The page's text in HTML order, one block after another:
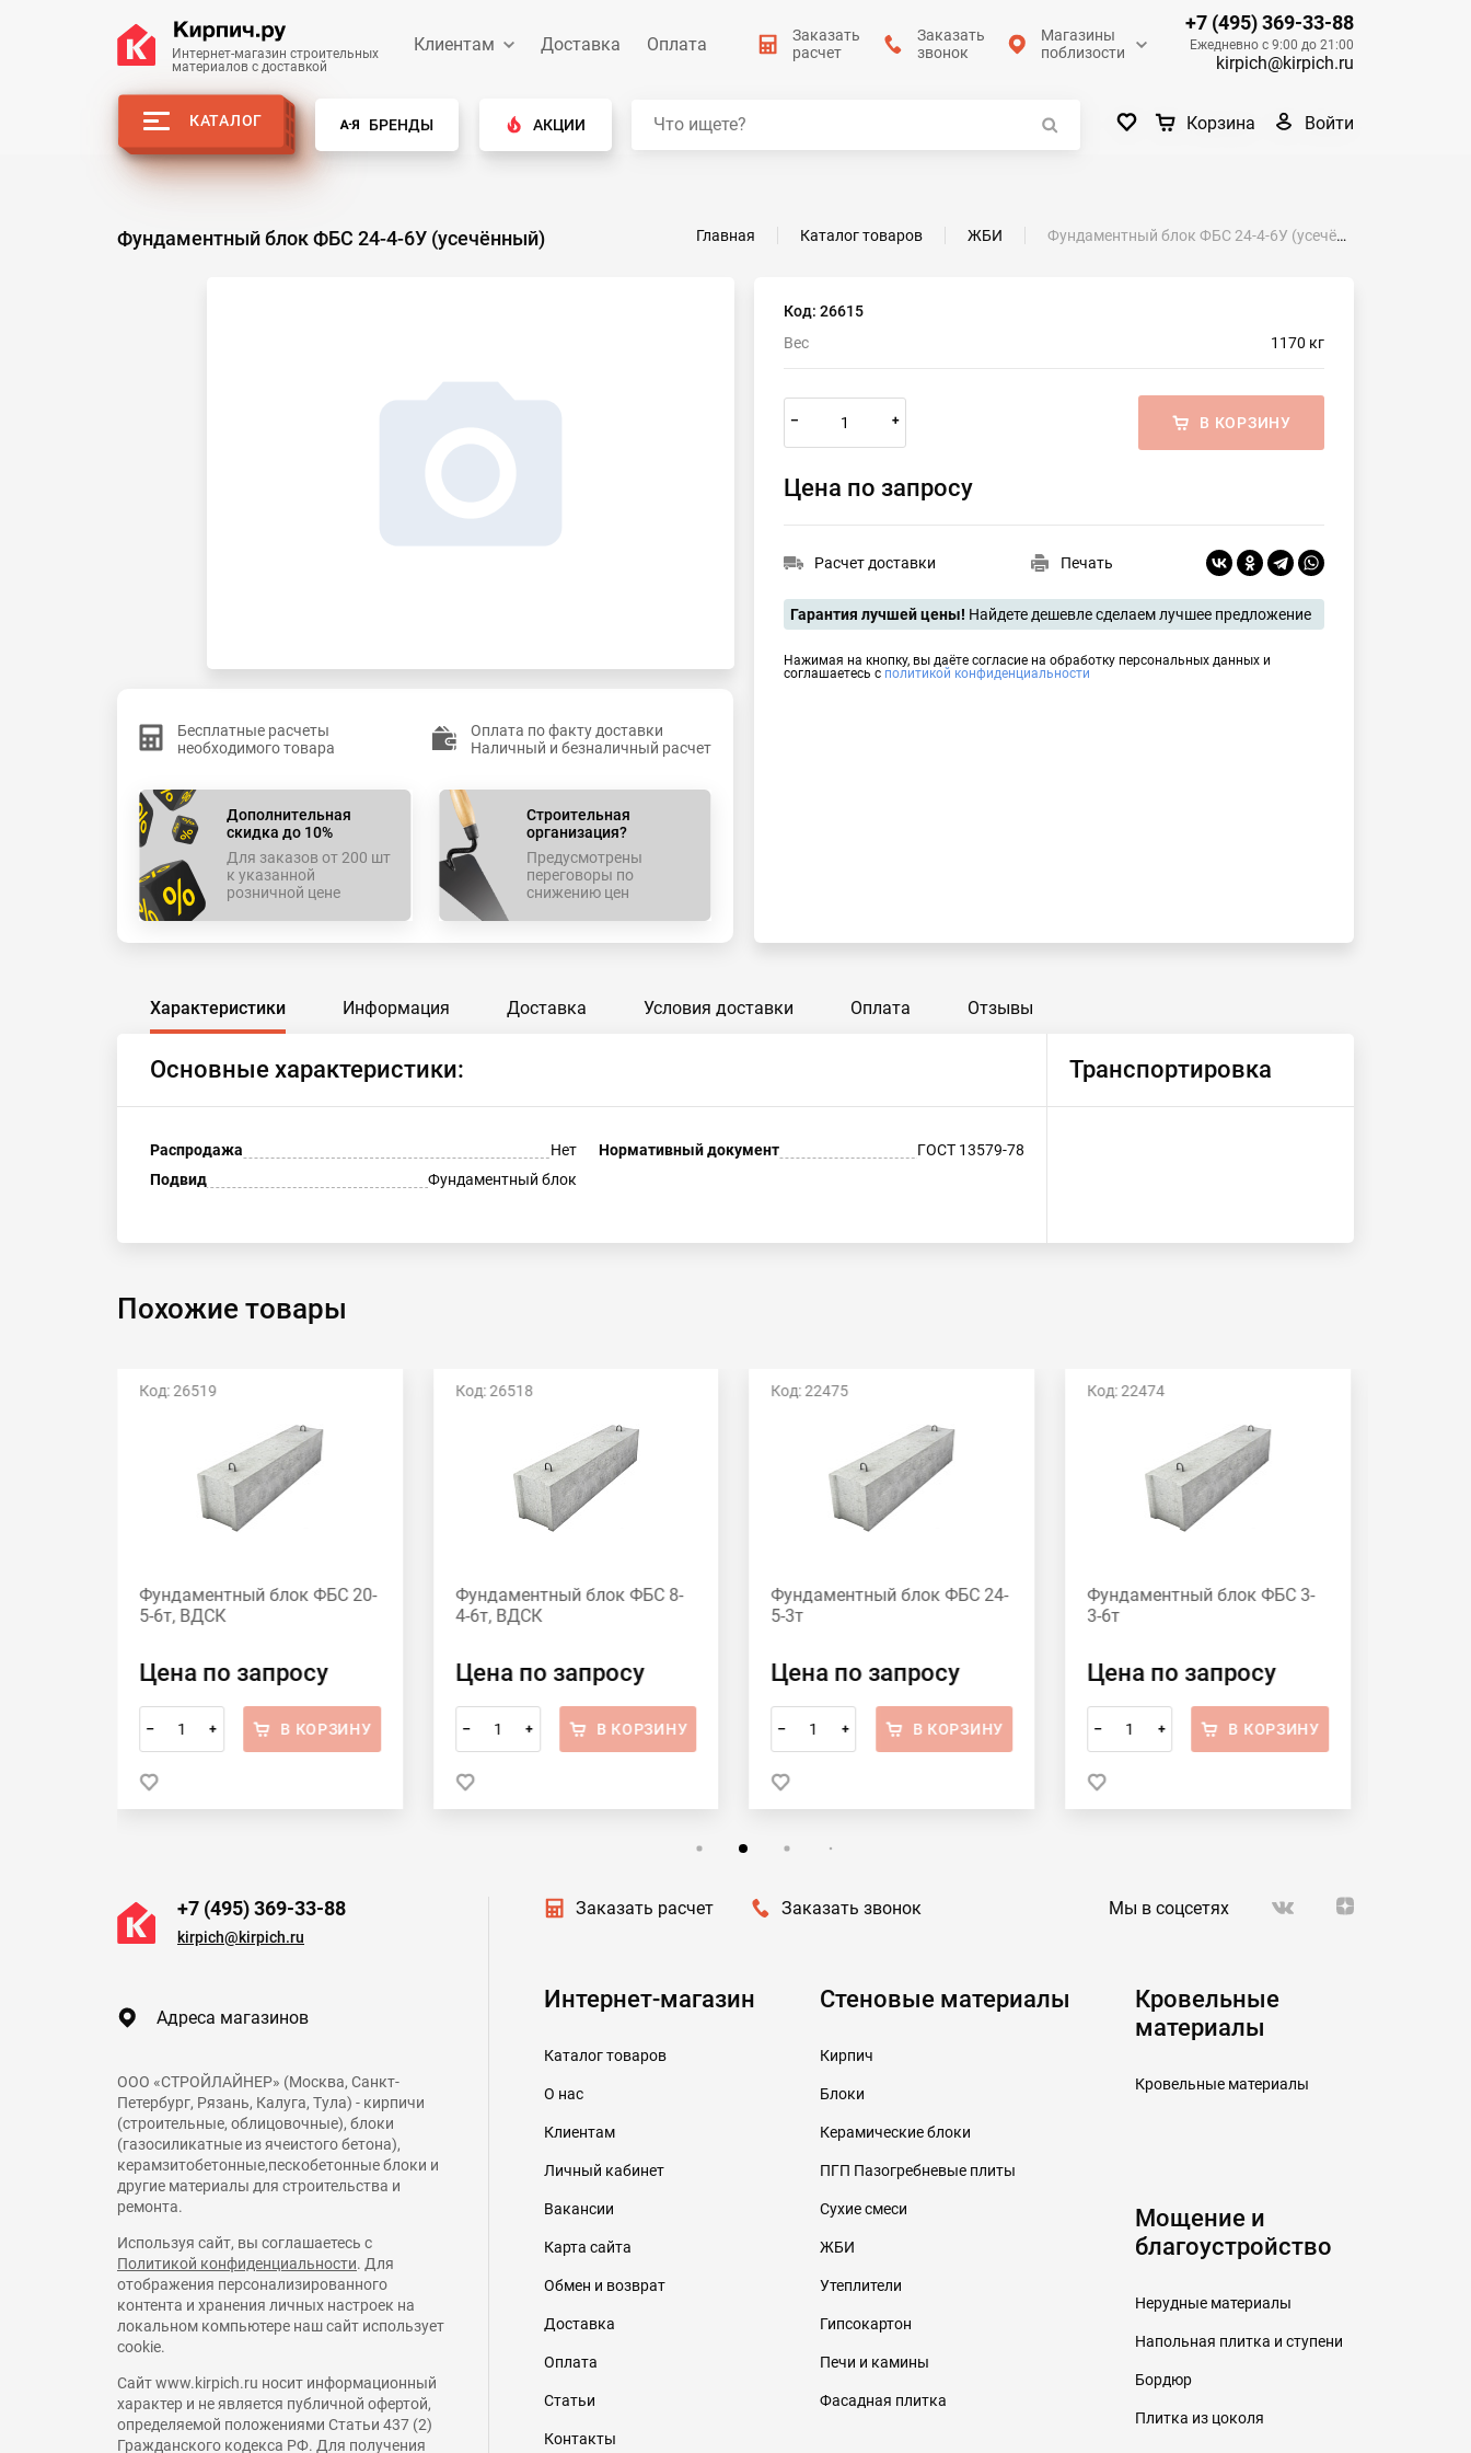
Интернет-магазин строительных
материалов с доставкой
Клиентам Доставка Оплата
Заказать
расчет
Заказать
звонок
Магазины
поблизости
+7 (495) 369-33-88
Ежедневно с 9:00 до 21:00
kirpich@kirpich.ru
КАТАЛОГ БРЕНДЫ АКЦИИ Корзина Войти
Фундаментный блок ФБС 24-4-6У (усечённый) Главная Каталог товаров ЖБИ Фундаментный блок ФБС 24-4-6У (усечённый)
Бесплатные расчеты
необходимого товара
Оплата по факту доставки
Наличный и безналичный расчет
Дополнительная
скидка до 10%
Для заказов от 200 шт
к указанной
розничной цене
Строительная
организация?
Предусмотрены
переговоры по
снижению цен
Код: 26615
Вес
1170 кг
– + В КОРЗИНУ
Цена по запросу
Расчет доставки Печать
Гарантия лучшей цены! Найдете дешевле сделаем лучшее предложение
Нажимая на кнопку, вы даёте согласие на обработку персональных данных и
соглашаетесь с политикой конфиденциальности
Характеристики Информация Доставка Условия доставки Оплата Отзывы
Основные характеристики:
Распродажа Нет Нормативный документ
ГОСТ 13579-78
Подвид
Фундаментный блок
Транспортировка
Похожие товары
Код: 26519
Фундаментный блок ФБС 20-
5-6т, ВДСК
Цена по запросу
– + В КОРЗИНУ
Код: 26518
Фундаментный блок ФБС 8-
4-6т, ВДСК
Цена по запросу
– + В КОРЗИНУ
Код: 22475
Фундаментный блок ФБС 24-
5-3т
Цена по запросу
– + В КОРЗИНУ
Код: 22474
Фундаментный блок ФБС 3-
3-6т
Цена по запросу
– + В КОРЗИНУ
+7 (495) 369-33-88
kirpich@kirpich.ru
Адреса магазинов
ООО «СТРОЙЛАЙНЕР» (Москва, Санкт-
Петербург, Рязань, Калуга, Тула) - кирпичи
(строительные, облицовочные), блоки
(газосиликатные из ячеистого бетона),
керамзитобетонные,пескобетонные блоки и
другие материалы для строительства и
ремонта.
Используя сайт, вы соглашаетесь с
Политикой конфиденциальности. Для
отображения персонализированного
контента и хранения личных настроек на
локальном компьютере наш сайт использует
cookie.
Сайт www.kirpich.ru носит информационный
характер и не является публичной офертой,
определяемой положениями Статьи 437 (2)
Гражданского кодекса РФ. Для получения
Заказать расчет Заказать звонок Мы в соцсетях
Интернет-магазин
Каталог товаров
О нас
Клиентам
Личный кабинет
Вакансии
Карта сайта
Обмен и возврат
Доставка
Оплата
Статьи
Контакты
Стеновые материалы
Кирпич
Блоки
Керамические блоки
ПГП Пазогребневые плиты
Сухие смеси
ЖБИ
Утеплители
Гипсокартон
Печи и камины
Фасадная плитка
Кровельные
материалы
Кровельные материалы
Мощение и
благоустройство
Нерудные материалы
Напольная плитка и ступени
Бордюр
Плитка из цоколя